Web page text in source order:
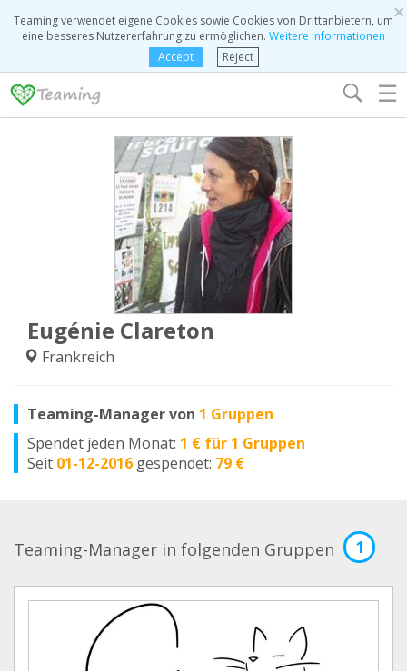
×
Teaming verwendet eigene Cookies sowie Cookies von Drittanbietern, um
eine besseres Nutzererfahrung zu ermöglichen. Weitere Informationen
Accept
Reject
☰
Eugénie Clareton
Frankreich
Teaming-Manager von 1 Gruppen
Spendet jeden Monat: 1 € für 1 Gruppen
Seit 01-12-2016 gespendet: 79 €
Teaming-Manager in folgenden Gruppen 1